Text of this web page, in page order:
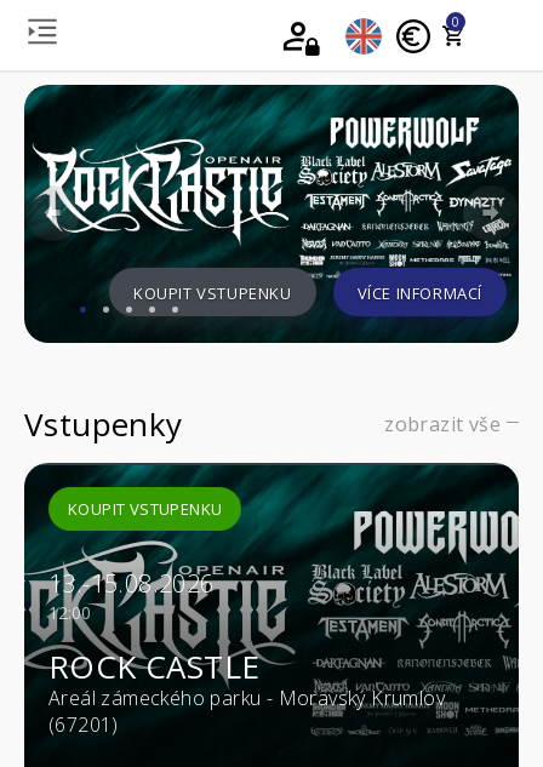
0
KOUPIT VSTUPENKU VÍCE INFORMACÍ
Previous
Vstupenky zobrazit vše
KOUPIT VSTUPENKU
13.-15.08.2026
12:00
ROCK CASTLE
Areál zámeckého parku - Moravský Krumlov
(67201)